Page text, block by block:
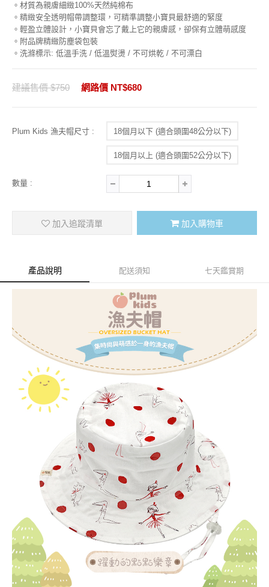
。材質為親膚細緻100%天然純棉布
。精緻安全透明帽帶調整環，可精準調整小寶貝最舒適的緊度
。輕盈立體設計，小寶貝會忘了戴上它的親膚感，卻保有立體萌感度
。附品牌精緻防塵袋包裝
。洗滌標示: 低溫手洗 / 低溫熨燙 / 不可烘乾 / 不可漂白
建議售價 $750 網路價 NT$680
Plum Kids 漁夫帽尺寸 : 18個月以下 (適合頭圍48公分以下)
18個月以上 (適合頭圍52公分以下)
數量 :
加入追蹤清單 加入購物車
產品說明 配送須知 七天鑑賞期